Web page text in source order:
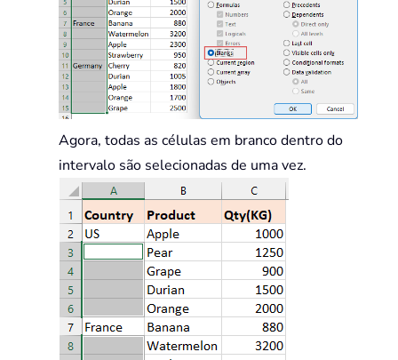
Agora, todas as células em branco dentro do
intervalo são selecionadas de uma vez.